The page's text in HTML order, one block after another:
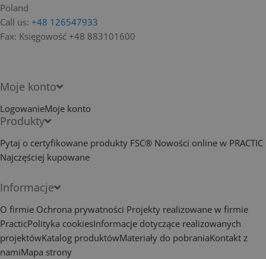
Poland
Call us: +48 126547933
Fax: Księgowość +48 883101600
Moje konto
LogowanieMoje konto
Produkty
Pytaj o certyfikowane produkty FSC® Nowości online w PRACTIC
Najczęściej kupowane
Informacje
O firmie Ochrona prywatności Projekty realizowane w firmie
PracticPolityka cookiesInformacje dotyczące realizowanych
projektówKatalog produktówMateriały do pobraniaKontakt z
namiMapa strony